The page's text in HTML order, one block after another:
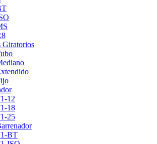
Giratorios
12
18
25
BT